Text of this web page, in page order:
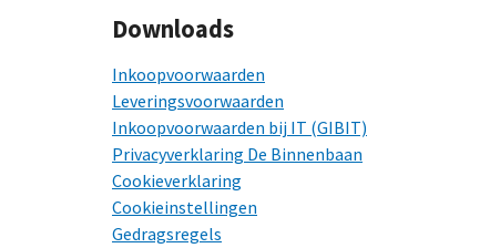
Downloads
Inkoopvoorwaarden
Leveringsvoorwaarden
Inkoopvoorwaarden bij IT (GIBIT)
Privacyverklaring De Binnenbaan
Cookieverklaring
Cookieinstellingen
Gedragsregels